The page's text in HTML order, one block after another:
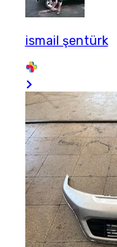
ismail şentürk